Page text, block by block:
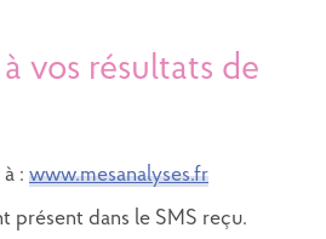
vos résultats de
: www.mesanalyses.fr
présent dans le SMS reçu.